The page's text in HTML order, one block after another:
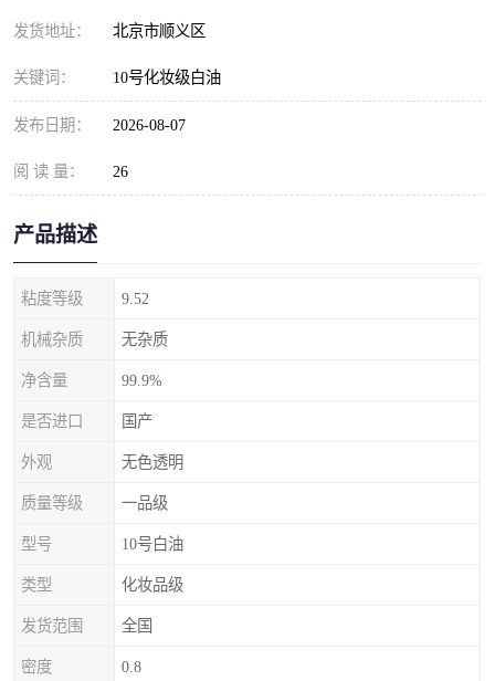
发货地址： 北京市顺义区
关键词： 10号化妆级白油
发布日期： 2026-08-07
阅 读 量： 26
产品描述
粘度等级 9.52
机械杂质 无杂质
净含量 99.9%
是否进口 国产
外观 无色透明
质量等级 一品级
型号 10号白油
类型 化妆品级
发货范围 全国
密度 0.8